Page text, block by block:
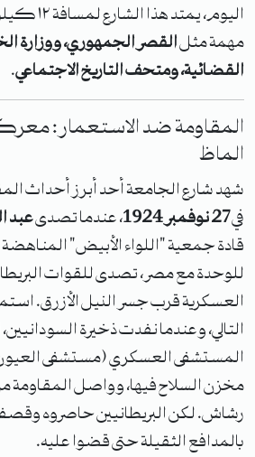
اليوم،
مهمة مثلالقصر الجمهوري، ووزارة
القضائية، ومتحف التاريخ الاجتماعي.
المقاومة ضد الاستعمار:
الماظ
شهد شارع الجامعة أحد أبرز أحداث
في27 نوفمبر 1924 ، عندما تصدىعبد
قادة جمعية "اللواء الأبيض"
للوحدة مع مصر، تصدى للقوات
العسكرية قرب جسر النيل الأزرق.
التالي، وعندما نفدت ذخيرة
المستشفى العسكري (مستشفى العيون
مخزن السلاح فيها، وواصل المقاومة
رشاش. لكن البريطانيين حاصروه
بالمدافع الثقيلة حتى قضوا عليه.